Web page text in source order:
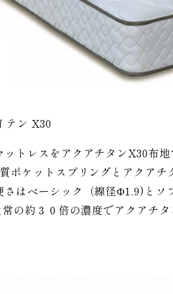
テン X30
ットレスをアクアチタンX30布地
ポケットスプリングとアクア
さはベーシック（線径Φ1.9)とソ
の約３０倍の濃度でアクアチタ